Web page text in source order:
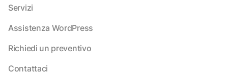
Servizi
Assistenza WordPress
Richiedi un preventivo
Contattaci